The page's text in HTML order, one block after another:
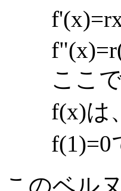
ここで
f(x)は、
f(1)=0
このベル